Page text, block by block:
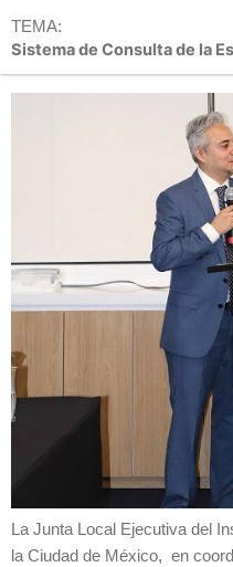
TEMA:
Sistema de Consulta de la
La Junta Local Ejecutiva del
la Ciudad de México, en